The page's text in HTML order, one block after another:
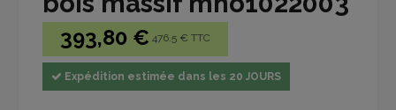
393,80 € 476.5 € TTC
Expédition estimée dans les 20 JOURS